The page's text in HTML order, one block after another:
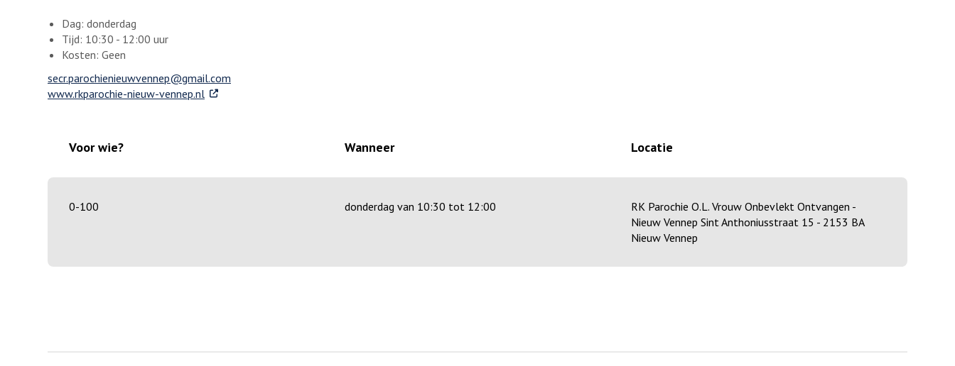
Dag: donderdag
Tijd: 10:30 - 12:00 uur
Kosten: Geen
secr.parochienieuwvennep@gmail.com
www.rkparochie-nieuw-vennep.nl . Externe link
Voor wie? Wanneer Locatie
0-100 donderdag van 10:30 tot 12:00
RK Parochie O.L. Vrouw Onbevlekt Ontvangen -
Nieuw Vennep Sint Anthoniusstraat 15 - 2153 BA
Nieuw Vennep